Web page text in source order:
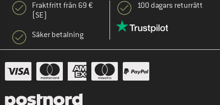
Fraktfritt från 69 €
(SE)
Säker betalning
100 dagars returrätt